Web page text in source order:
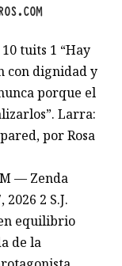
tuits 1 “Hay
con dignidad y
porque el
Larra:
por Rosa
— Zenda
2 S.J.
equilibrio
de la